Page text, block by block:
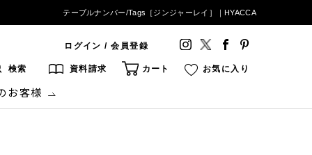
テーブルナンバー/Tags［ジンジャーレイ］｜HYACCA
ログイン / 会員登録
検索 資料請求 カート お気に入り
お客様